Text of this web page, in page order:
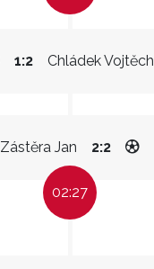
Chládek Vojtěch
1:2
Zástěra Jan 2:2
02:27